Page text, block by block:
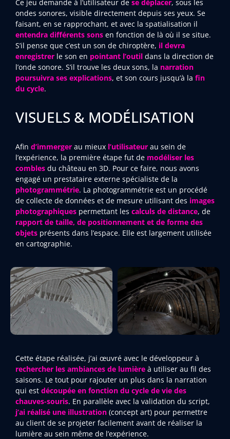
Ce jeu demande à l’utilisateur de se déplacer, sous les
ondes sonores, visible directement depuis ses yeux. Se
faisant, en se rapprochant, et avec la spatialisation il
entendra différents sons en fonction de là où il se situe.
S’il pense que c’est un son de chiroptère, il devra
enregistrer le son en pointant l’outil dans la direction de
l’onde sonore. S’il trouve les deux sons, la narration
poursuivra ses explications, et son cours jusqu’à la fin
du cycle.
VISUELS & MODÉLISATION
Afin d’immerger au mieux l’utilisateur au sein de
l’expérience, la première étape fut de modéliser les
combles du château en 3D. Pour ce faire, nous avons
engagé un prestataire externe spécialiste de la
photogrammétrie. La photogrammétrie est un procédé
de collecte de données et de mesure utilisant des images
photographiques permettant les calculs de distance, de
rapport de taille, de positionnement et de forme des
objets présents dans l’espace. Elle est largement utilisée
en cartographie.
Cette étape réalisée, j’ai œuvré avec le développeur à
rechercher les ambiances de lumière à utiliser au fil des
saisons. Le tout pour rajouter un plus dans la narration
qui est découpée en fonction du cycle de vie des
chauves-souris. En parallèle avec la validation du script,
j’ai réalisé une illustration (concept art) pour permettre
au client de se projeter facilement avant de réaliser la
lumière au sein même de l’expérience.